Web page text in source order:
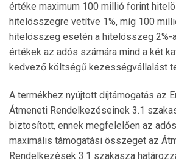
értéke maximum 100 millió forint
hitelösszegre vetítve 1%, míg 100
hitelösszeg esetén a hitelösszeg 2%-
értékek az adós számára mind a két
kedvező költségű kezességvállalást
A termékhez nyújtott díjtámogatás az
Átmeneti Rendelkezéseinek 3.1
biztosított, ennek megfelelően az
maximális támogatási összeget az
Rendelkezések 3.1 szakasza